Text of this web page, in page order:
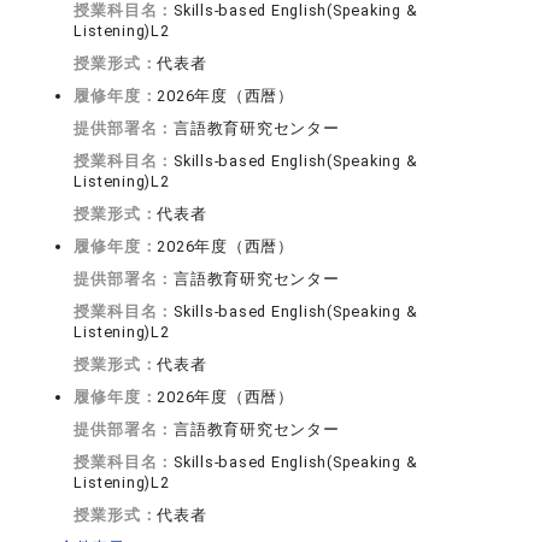
授業科目名： Skills-based English(Speaking &
Listening)L2
授業形式：代表者
履修年度：2026年度（西暦）
提供部署名：言語教育研究センター
授業科目名： Skills-based English(Speaking &
Listening)L2
授業形式：代表者
履修年度：2026年度（西暦）
提供部署名：言語教育研究センター
授業科目名： Skills-based English(Speaking &
Listening)L2
授業形式：代表者
履修年度：2026年度（西暦）
提供部署名：言語教育研究センター
授業科目名： Skills-based English(Speaking &
Listening)L2
授業形式：代表者